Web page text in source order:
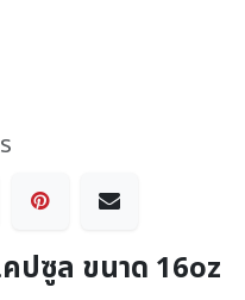
ปซูล ขนาด 16oz